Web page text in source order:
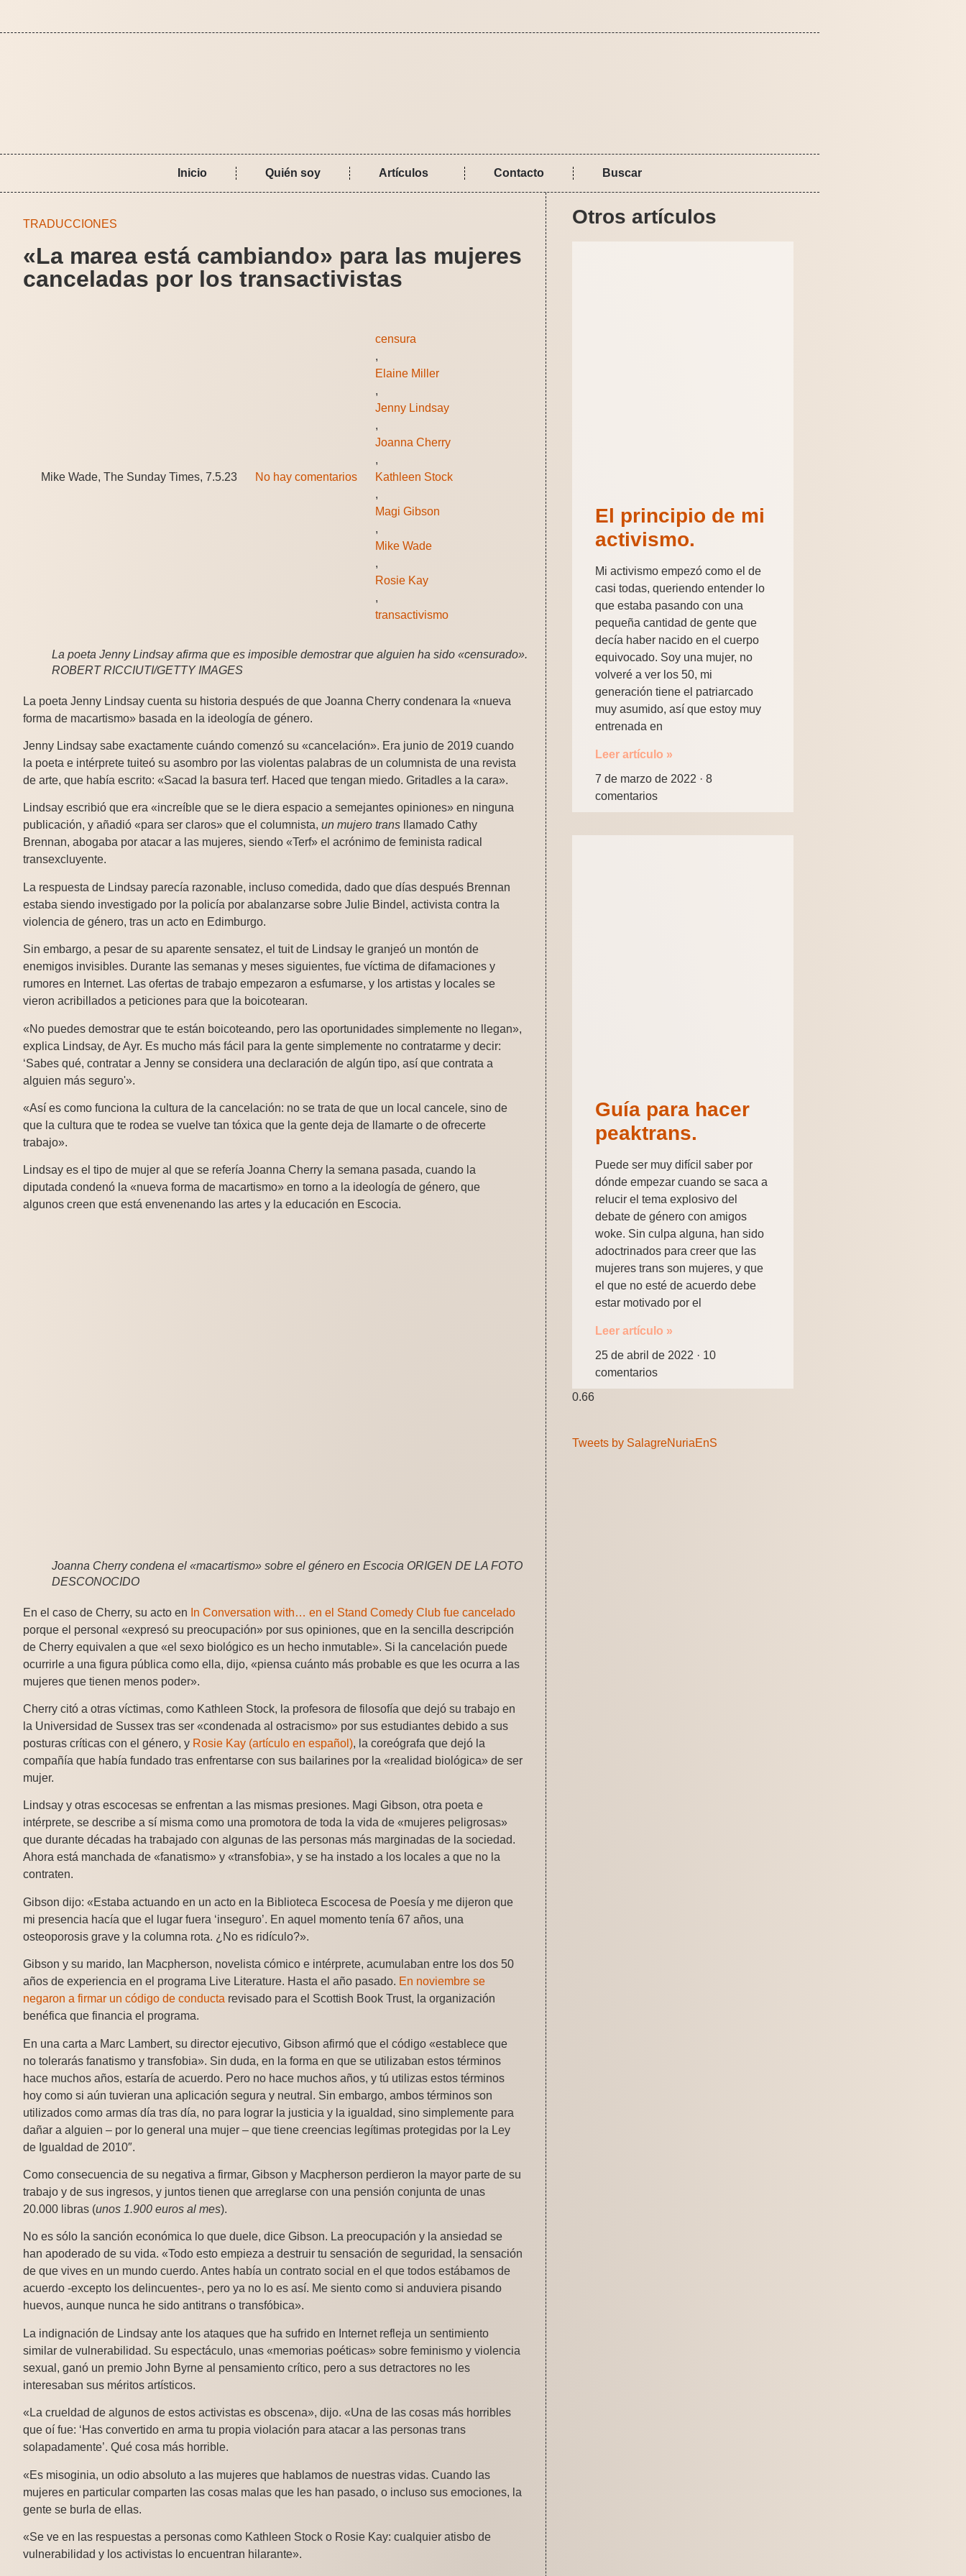
Inicio Quién soy Artículos Contacto Buscar
TRADUCCIONES
«La marea está cambiando» para las mujeres
canceladas por los transactivistas
Mike Wade, The Sunday Times, 7.5.23 No hay comentarios
censura
,
Elaine Miller
,
Jenny Lindsay
,
Joanna Cherry
,
Kathleen Stock
,
Magi Gibson
,
Mike Wade
,
Rosie Kay
,
transactivismo
La poeta Jenny Lindsay afirma que es imposible demostrar que alguien ha sido «censurado».
ROBERT RICCIUTI/GETTY IMAGES
La poeta Jenny Lindsay cuenta su historia después de que Joanna Cherry condenara la «nueva
forma de macartismo» basada en la ideología de género.
Jenny Lindsay sabe exactamente cuándo comenzó su «cancelación». Era junio de 2019 cuando
la poeta e intérprete tuiteó su asombro por las violentas palabras de un columnista de una revista
de arte, que había escrito: «Sacad la basura terf. Haced que tengan miedo. Gritadles a la cara».
Lindsay escribió que era «increíble que se le diera espacio a semejantes opiniones» en ninguna
publicación, y añadió «para ser claros» que el columnista, un mujero trans llamado Cathy
Brennan, abogaba por atacar a las mujeres, siendo «Terf» el acrónimo de feminista radical
transexcluyente.
La respuesta de Lindsay parecía razonable, incluso comedida, dado que días después Brennan
estaba siendo investigado por la policía por abalanzarse sobre Julie Bindel, activista contra la
violencia de género, tras un acto en Edimburgo.
Sin embargo, a pesar de su aparente sensatez, el tuit de Lindsay le granjeó un montón de
enemigos invisibles. Durante las semanas y meses siguientes, fue víctima de difamaciones y
rumores en Internet. Las ofertas de trabajo empezaron a esfumarse, y los artistas y locales se
vieron acribillados a peticiones para que la boicotearan.
«No puedes demostrar que te están boicoteando, pero las oportunidades simplemente no llegan»,
explica Lindsay, de Ayr. Es mucho más fácil para la gente simplemente no contratarme y decir:
‘Sabes qué, contratar a Jenny se considera una declaración de algún tipo, así que contrata a
alguien más seguro'».
«Así es como funciona la cultura de la cancelación: no se trata de que un local cancele, sino de
que la cultura que te rodea se vuelve tan tóxica que la gente deja de llamarte o de ofrecerte
trabajo».
Lindsay es el tipo de mujer al que se refería Joanna Cherry la semana pasada, cuando la
diputada condenó la «nueva forma de macartismo» en torno a la ideología de género, que
algunos creen que está envenenando las artes y la educación en Escocia.
Joanna Cherry condena el «macartismo» sobre el género en Escocia ORIGEN DE LA FOTO
DESCONOCIDO
En el caso de Cherry, su acto en In Conversation with… en el Stand Comedy Club fue cancelado
porque el personal «expresó su preocupación» por sus opiniones, que en la sencilla descripción
de Cherry equivalen a que «el sexo biológico es un hecho inmutable». Si la cancelación puede
ocurrirle a una figura pública como ella, dijo, «piensa cuánto más probable es que les ocurra a las
mujeres que tienen menos poder».
Cherry citó a otras víctimas, como Kathleen Stock, la profesora de filosofía que dejó su trabajo en
la Universidad de Sussex tras ser «condenada al ostracismo» por sus estudiantes debido a sus
posturas críticas con el género, y Rosie Kay (artículo en español), la coreógrafa que dejó la
compañía que había fundado tras enfrentarse con sus bailarines por la «realidad biológica» de ser
mujer.
Lindsay y otras escocesas se enfrentan a las mismas presiones. Magi Gibson, otra poeta e
intérprete, se describe a sí misma como una promotora de toda la vida de «mujeres peligrosas»
que durante décadas ha trabajado con algunas de las personas más marginadas de la sociedad.
Ahora está manchada de «fanatismo» y «transfobia», y se ha instado a los locales a que no la
contraten.
Gibson dijo: «Estaba actuando en un acto en la Biblioteca Escocesa de Poesía y me dijeron que
mi presencia hacía que el lugar fuera ‘inseguro’. En aquel momento tenía 67 años, una
osteoporosis grave y la columna rota. ¿No es ridículo?».
Gibson y su marido, Ian Macpherson, novelista cómico e intérprete, acumulaban entre los dos 50
años de experiencia en el programa Live Literature. Hasta el año pasado. En noviembre se
negaron a firmar un código de conducta revisado para el Scottish Book Trust, la organización
benéfica que financia el programa.
En una carta a Marc Lambert, su director ejecutivo, Gibson afirmó que el código «establece que
no tolerarás fanatismo y transfobia». Sin duda, en la forma en que se utilizaban estos términos
hace muchos años, estaría de acuerdo. Pero no hace muchos años, y tú utilizas estos términos
hoy como si aún tuvieran una aplicación segura y neutral. Sin embargo, ambos términos son
utilizados como armas día tras día, no para lograr la justicia y la igualdad, sino simplemente para
dañar a alguien – por lo general una mujer – que tiene creencias legítimas protegidas por la Ley
de Igualdad de 2010″.
Como consecuencia de su negativa a firmar, Gibson y Macpherson perdieron la mayor parte de su
trabajo y de sus ingresos, y juntos tienen que arreglarse con una pensión conjunta de unas
20.000 libras (unos 1.900 euros al mes).
No es sólo la sanción económica lo que duele, dice Gibson. La preocupación y la ansiedad se
han apoderado de su vida. «Todo esto empieza a destruir tu sensación de seguridad, la sensación
de que vives en un mundo cuerdo. Antes había un contrato social en el que todos estábamos de
acuerdo -excepto los delincuentes-, pero ya no lo es así. Me siento como si anduviera pisando
huevos, aunque nunca he sido antitrans o transfóbica».
La indignación de Lindsay ante los ataques que ha sufrido en Internet refleja un sentimiento
similar de vulnerabilidad. Su espectáculo, unas «memorias poéticas» sobre feminismo y violencia
sexual, ganó un premio John Byrne al pensamiento crítico, pero a sus detractores no les
interesaban sus méritos artísticos.
«La crueldad de algunos de estos activistas es obscena», dijo. «Una de las cosas más horribles
que oí fue: ‘Has convertido en arma tu propia violación para atacar a las personas trans
solapadamente’. Qué cosa más horrible.
«Es misoginia, un odio absoluto a las mujeres que hablamos de nuestras vidas. Cuando las
mujeres en particular comparten las cosas malas que les han pasado, o incluso sus emociones, la
gente se burla de ellas.
«Se ve en las respuestas a personas como Kathleen Stock o Rosie Kay: cualquier atisbo de
vulnerabilidad y los activistas lo encuentran hilarante».
Otros artículos
El principio de mi
activismo.
Mi activismo empezó como el de
casi todas, queriendo entender lo
que estaba pasando con una
pequeña cantidad de gente que
decía haber nacido en el cuerpo
equivocado. Soy una mujer, no
volveré a ver los 50, mi
generación tiene el patriarcado
muy asumido, así que estoy muy
entrenada en
Leer artículo »
7 de marzo de 2022
8
comentarios
Guía para hacer
peaktrans.
Puede ser muy difícil saber por
dónde empezar cuando se saca a
relucir el tema explosivo del
debate de género con amigos
woke. Sin culpa alguna, han sido
adoctrinados para creer que las
mujeres trans son mujeres, y que
el que no esté de acuerdo debe
estar motivado por el
Leer artículo »
25 de abril de 2022
10
comentarios
Tweets by SalagreNuriaEnS